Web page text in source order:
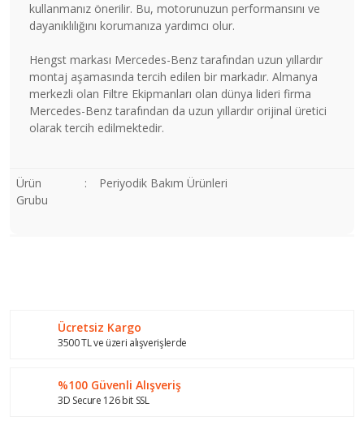
kullanmanız önerilir. Bu, motorunuzun performansını ve
dayanıklılığını korumanıza yardımcı olur.
Hengst markası Mercedes-Benz tarafından uzun yıllardır
montaj aşamasında tercih edilen bir markadır. Almanya
merkezli olan Filtre Ekipmanları olan dünya lideri firma
Mercedes-Benz tarafından da uzun yıllardır orijinal üretici
olarak tercih edilmektedir.
Ürün
Grubu
: Periyodik Bakım Ürünleri
Ürün resmi kalitesiz, bozuk veya görüntülenemiyor.
Ürün bilgilerinde hatalar bulunuyor.
Ücretsiz Kargo
3500 TL ve üzeri alışverişlerde
%100 Güvenli Alışveriş
3D Secure 126 bit SSL